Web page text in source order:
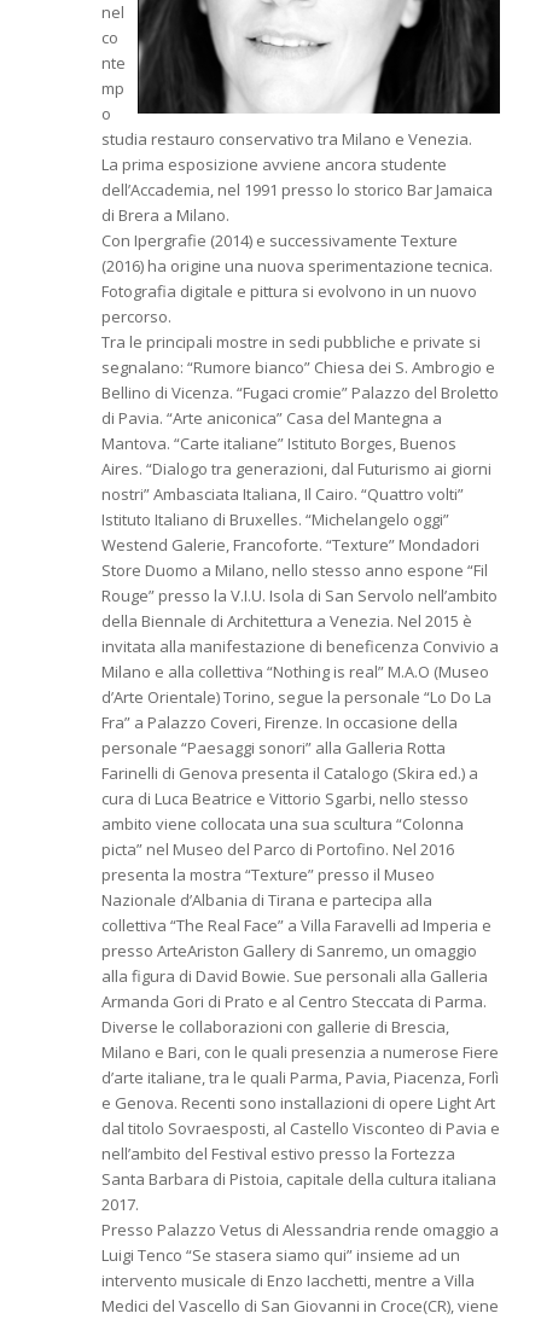
nel
co
nte
mp
o
studia restauro conservativo tra Milano e Venezia.
La prima esposizione avviene ancora studente
dell’Accademia, nel 1991 presso lo storico Bar Jamaica
di Brera a Milano.
Con Ipergrafie (2014) e successivamente Texture
(2016) ha origine una nuova sperimentazione tecnica.
Fotografia digitale e pittura si evolvono in un nuovo
percorso.
Tra le principali mostre in sedi pubbliche e private si
segnalano: “Rumore bianco” Chiesa dei S. Ambrogio e
Bellino di Vicenza. “Fugaci cromie” Palazzo del Broletto
di Pavia. “Arte aniconica” Casa del Mantegna a
Mantova. “Carte italiane” Istituto Borges, Buenos
Aires. “Dialogo tra generazioni, dal Futurismo ai giorni
nostri” Ambasciata Italiana, Il Cairo. “Quattro volti”
Istituto Italiano di Bruxelles. “Michelangelo oggi”
Westend Galerie, Francoforte. “Texture” Mondadori
Store Duomo a Milano, nello stesso anno espone “Fil
Rouge” presso la V.I.U. Isola di San Servolo nell’ambito
della Biennale di Architettura a Venezia. Nel 2015 è
invitata alla manifestazione di beneficenza Convivio a
Milano e alla collettiva “Nothing is real” M.A.O (Museo
d’Arte Orientale) Torino, segue la personale “Lo Do La
Fra” a Palazzo Coveri, Firenze. In occasione della
personale “Paesaggi sonori” alla Galleria Rotta
Farinelli di Genova presenta il Catalogo (Skira ed.) a
cura di Luca Beatrice e Vittorio Sgarbi, nello stesso
ambito viene collocata una sua scultura “Colonna
picta” nel Museo del Parco di Portofino. Nel 2016
presenta la mostra “Texture” presso il Museo
Nazionale d’Albania di Tirana e partecipa alla
collettiva “The Real Face” a Villa Faravelli ad Imperia e
presso ArteAriston Gallery di Sanremo, un omaggio
alla figura di David Bowie. Sue personali alla Galleria
Armanda Gori di Prato e al Centro Steccata di Parma.
Diverse le collaborazioni con gallerie di Brescia,
Milano e Bari, con le quali presenzia a numerose Fiere
d’arte italiane, tra le quali Parma, Pavia, Piacenza, Forlì
e Genova. Recenti sono installazioni di opere Light Art
dal titolo Sovraesposti, al Castello Visconteo di Pavia e
nell’ambito del Festival estivo presso la Fortezza
Santa Barbara di Pistoia, capitale della cultura italiana
2017.
Presso Palazzo Vetus di Alessandria rende omaggio a
Luigi Tenco “Se stasera siamo qui” insieme ad un
intervento musicale di Enzo Iacchetti, mentre a Villa
Medici del Vascello di San Giovanni in Croce(CR), viene